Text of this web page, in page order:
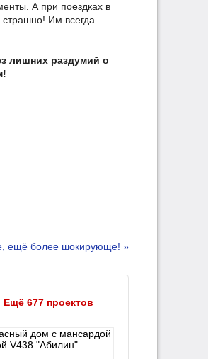
А при поездках в
Им всегда
лишних раздумий о
ещё более шокирующе! »
Ещё 677 проектов